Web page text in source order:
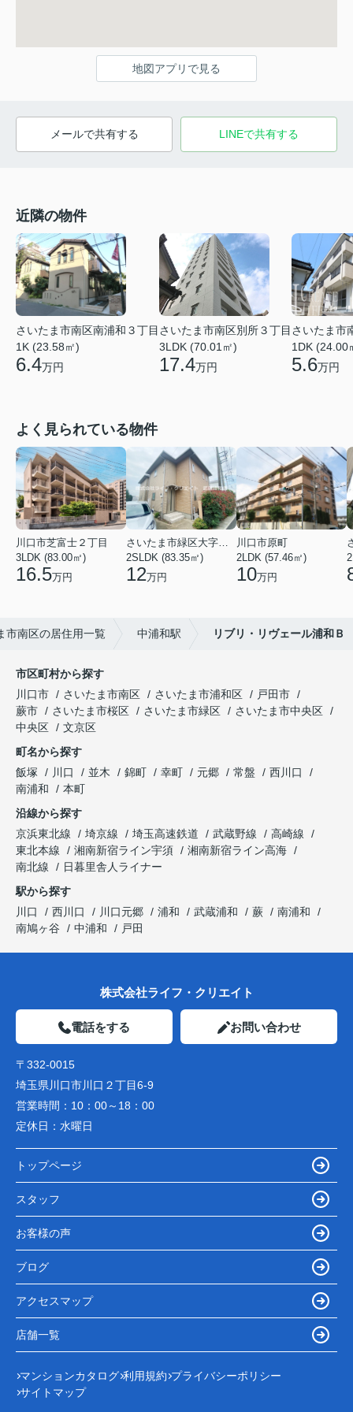
地図アプリで見る
メールで共有する LINEで共有する
近隣の物件
さいたま市南区南浦和３丁目
1K (23.58㎡)
6.4万円
さいたま市南区別所３丁目
3LDK (70.01㎡)
17.4万円
さいたま市
1DK (24.00
5.6万円
よく見られている物件
川口市芝富士２丁目
3LDK (83.00㎡)
16.5万円
さいたま市緑区大字三室
2SLDK (83.35㎡)
12万円
川口市原町
2LDK (57.46㎡)
10万円
市南区の居住用一覧 中浦和駅 リブリ・リヴェール浦和Ｂ
市区町村から探す
川口市
さいたま市南区 さいたま市浦和区
戸田市
蕨市
さいたま市桜区 さいたま市緑区
さいたま市中央区
中央区
文京区
町名から探す
飯塚
川口 並木 錦町 幸町 元郷 常盤
西川口
南浦和
本町
沿線から探す
京浜東北線
埼京線 埼玉高速鉄道 武蔵野線
高崎線
東北本線
湘南新宿ライン宇須
湘南新宿ライン高海
南北線
日暮里舎人ライナー
駅から探す
川口
西川口 川口元郷 浦和 武蔵浦和 蕨
南浦和
南鳩ヶ谷
中浦和 戸田
株式会社ライフ・クリエイト
電話をする お問い合わせ
〒332-0015
埼玉県川口市川口２丁目6-9
営業時間： 10：00～18：00
定休日： 水曜日
トップページ
スタッフ
お客様の声
ブログ
アクセスマップ
店舗一覧
マンションカタログ 利用規約 プライバシーポリシー
サイトマップ